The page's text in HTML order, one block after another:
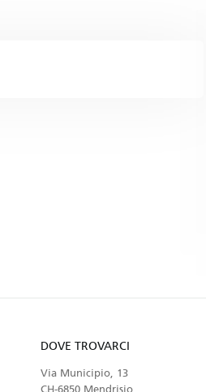
DOVE TROVARCI
Via Municipio, 13